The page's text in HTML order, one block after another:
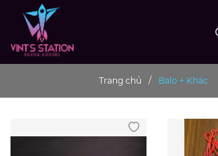
Trang chủ Balo + Khác